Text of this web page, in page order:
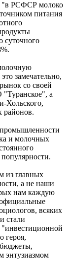
"в РСФСР молоко
питания
суточного
замечательно,
со своей
а
Хольского,
районов.
и молочных
из главных
а не наши
нам каждую
всяких
стали
"инвестиционной
героя,
энтузиазмом